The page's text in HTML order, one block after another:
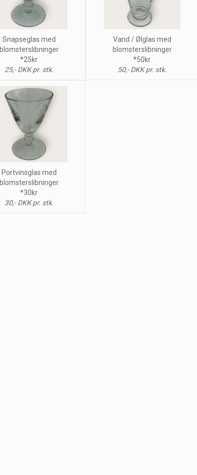
Snapseglas med
blomsterslibninger
*25kr
25,- DKK pr. stk.
Vand / Ølglas med
blomsterslibninger
*50kr
50,- DKK pr. stk.
Portvinsglas med
blomsterslibninger
*30kr
30,- DKK pr. stk.